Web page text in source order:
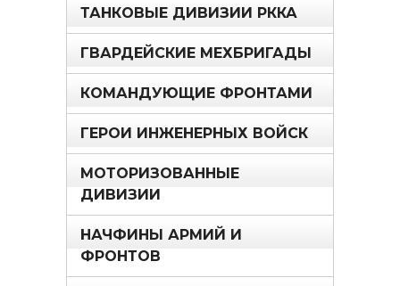
ТАНКОВЫЕ ДИВИЗИИ РККА
ГВАРДЕЙСКИЕ МЕХБРИГАДЫ
КОМАНДУЮЩИЕ ФРОНТАМИ
ГЕРОИ ИНЖЕНЕРНЫХ ВОЙСК
МОТОРИЗОВАННЫЕ
ДИВИЗИИ
НАЧФИНЫ АРМИЙ И
ФРОНТОВ